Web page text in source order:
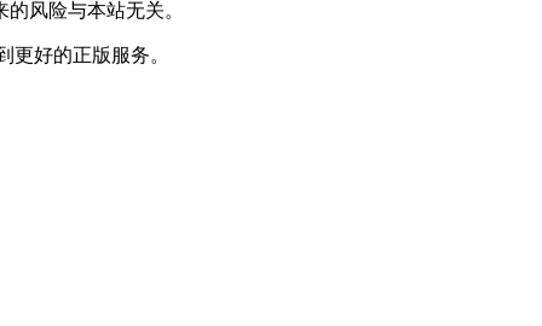
风险与本站无关。
好的正版服务。